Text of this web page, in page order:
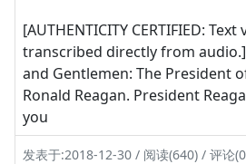
[AUTHENTICITY CERTIFIED:
transcribed directly from
and Gentlemen: The President
Ronald Reagan. President
you
发表于:2018-12-30 / 阅读(640) / 评论